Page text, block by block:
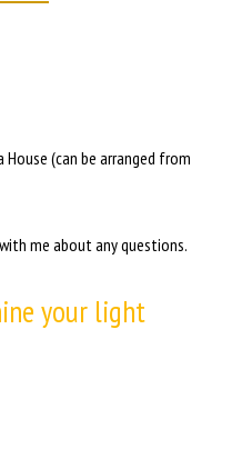
(can be arranged from
with me about any questions.
your light